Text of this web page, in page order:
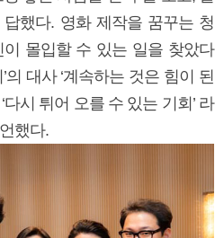
답했다. 영화 제작을 꿈꾸는 청
이 몰입할 수 있는 일을 찾았다
의 대사 ‘계속하는 것은 힘이 된
다시 튀어 오를 수 있는 기회’ 라
했다.